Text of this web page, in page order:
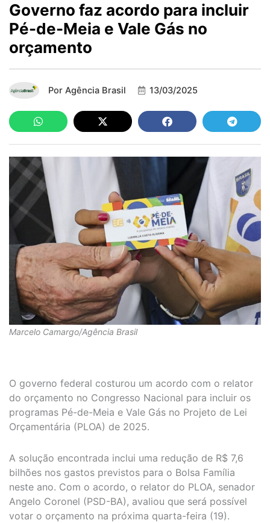
Governo faz acordo para incluir
Pé-de-Meia e Vale Gás no
orçamento
Por Agência Brasil 13/03/2025
Marcelo Camargo/Agência Brasil
O governo federal costurou um acordo com o relator
do orçamento no Congresso Nacional para incluir os
programas Pé-de-Meia e Vale Gás no Projeto de Lei
Orçamentária (PLOA) de 2025.
A solução encontrada inclui uma redução de R$ 7,6
bilhões nos gastos previstos para o Bolsa Família
neste ano. Com o acordo, o relator do PLOA, senador
Angelo Coronel (PSD-BA), avaliou que será possível
votar o orçamento na próxima quarta-feira (19).